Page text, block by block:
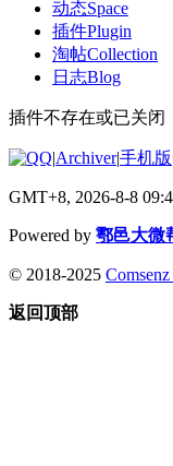
动态Space
插件Plugin
淘帖Collection
日志Blog
插件不存在或已关闭
|Archiver|手机版
GMT+8, 2026-8-8
Powered by 鄠邑大微
© 2018-2025
返回顶部